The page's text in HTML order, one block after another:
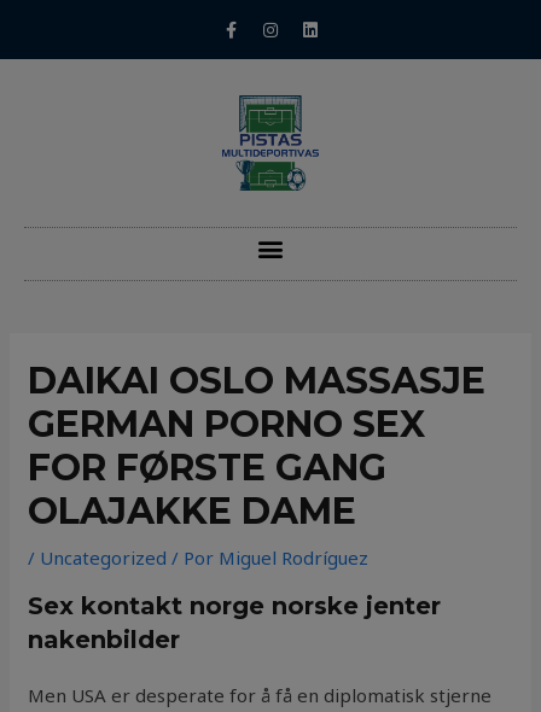
DAIKAI OSLO MASSASJE
GERMAN PORNO SEX
FOR FØRSTE GANG
OLAJAKKE DAME
/ Uncategorized / Por Miguel Rodríguez
Sex kontakt norge norske jenter
nakenbilder
Men USA er desperate for å få en diplomatisk stjerne